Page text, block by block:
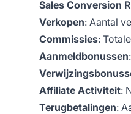
Sales Conversion
Verkopen: Aantal
Commissies:
Aanmeldbonussen
Affiliate Activiteit:
Terugbetalingen: